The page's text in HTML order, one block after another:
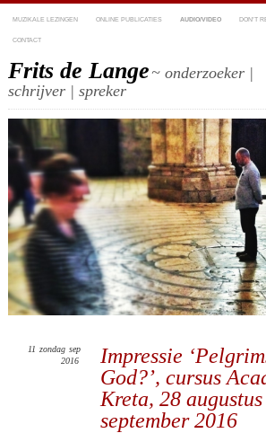
MUZIKALE LEZINGEN ONLINE PUBLICATIES AUDIO/VIDEO DON’T
CONTACT
Frits de Lange~ onderzoeker |
schrijver | spreker
Impressie
God?’, cursus
Kreta, 28
september 2016
11 zondag sep
2016